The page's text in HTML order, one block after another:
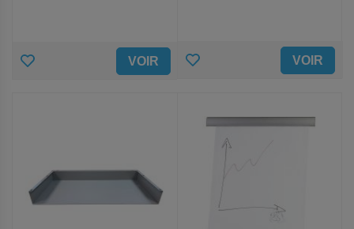
AJOUTER VOIR AJOUTER
FAVORIS
VOIR